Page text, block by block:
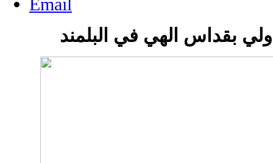
بقداس الهي في البلمند